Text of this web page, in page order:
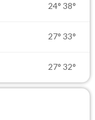
24° 38°
27° 33°
27° 32°